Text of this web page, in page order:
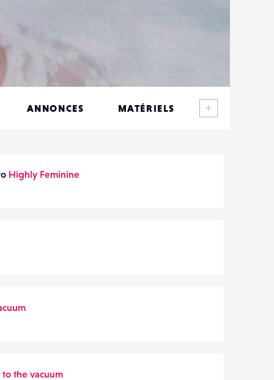
ANNONCES MATÉRIELS
Highly Feminine
to the vacuum